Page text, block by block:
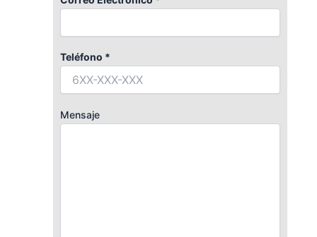
Teléfono *
Mensaje